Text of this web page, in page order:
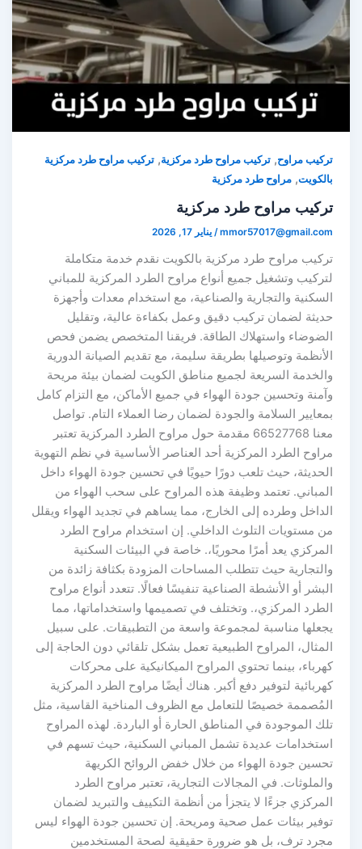
مراوح,تركيب مراوح طرد مركزية,تركيب مراوح طرد مركزية
,مراوح طرد مركزية
مراوح طرد مركزية
/يناير 17, 2026
مراوح طرد مركزية بالكويت نقدم خدمة متكاملة
وتشغيل جميع أنواع مراوح الطرد المركزية للمباني
والتجارية والصناعية، مع استخدام معدات وأجهزة
لضمان تركيب دقيق وعمل بكفاءة عالية، وتقليل
واستهلاك الطاقة. فريقنا المتخصص يضمن فحص
وتوصيلها بطريقة سليمة، مع تقديم الصيانة الدورية
السريعة لجميع مناطق الكويت لضمان بيئة مريحة
وتحسين جودة الهواء في جميع الأماكن، مع التزام كامل
السلامة والجودة لضمان رضا العملاء التام. تواصل
معنا 66527768 مقدمة حول مراوح الطرد المركزية تعتبر
الطرد المركزية أحد العناصر الأساسية في نظم التهوية
حيث تلعب دورًا حيويًا في تحسين جودة الهواء داخل
تعتمد وظيفة هذه المراوح على سحب الهواء من
وطرده إلى الخارج، مما يساهم في تجديد الهواء ويقلل
مستويات التلوث الداخلي. إن استخدام مراوح الطرد
يعد أمرًا محوريًا،. خاصة في البيئات السكنية
حيث تتطلب المساحات المزودة بكثافة زائدة من
أو الأنشطة الصناعية تنفيسًا فعالًا. تتعدد أنواع مراوح
المركزي،. وتختلف في تصميمها واستخداماتها، مما
مناسبة لمجموعة واسعة من التطبيقات. على سبيل
المراوح الطبيعية تعمل بشكل تلقائي دون الحاجة إلى
بينما تحتوي المراوح الميكانيكية على محركات
لتوفير دفع أكبر. هناك أيضًا مراوح الطرد المركزية
خصيصًا للتعامل مع الظروف المناخية القاسية، مثل
الموجودة في المناطق الحارة أو الباردة. لهذه المراوح
عديدة تشمل المباني السكنية، حيث تسهم في
جودة الهواء من خلال خفض الروائح الكريهة
في المجالات التجارية، تعتبر مراوح الطرد
جزءًا لا يتجزأ من أنظمة التكييف والتبريد لضمان
بيئات عمل صحية ومريحة. إن تحسين جودة الهواء ليس
ترف، بل هو ضرورة حقيقية لصحة المستخدمين